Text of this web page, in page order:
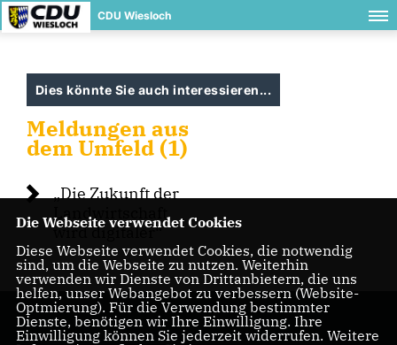
CDU Wiesloch
Dies könnte Sie auch interessieren...
Meldungen aus
dem Umfeld (1)
Die Zukunft der
Landwirtschaft
wird digitaler“
Die Webseite verwendet Cookies
Diese Webseite verwendet Cookies, die notwendig
sind, um die Webseite zu nutzen. Weiterhin
verwenden wir Dienste von Drittanbietern, die uns
helfen, unser Webangebot zu verbessern (Website-
Optmierung). Für die Verwendung bestimmter
Dienste, benötigen wir Ihre Einwilligung. Ihre
Einwilligung können Sie jederzeit widerrufen. Weitere